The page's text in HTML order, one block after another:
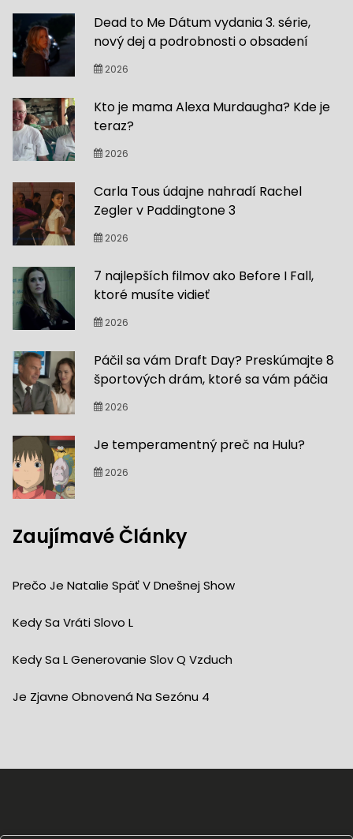
Dead to Me Dátum vydania 3. série,
nový dej a podrobnosti o obsadení
2026
Kto je mama Alexa Murdaugha? Kde je
teraz?
2026
Carla Tous údajne nahradí Rachel
Zegler v Paddingtone 3
2026
7 najlepších filmov ako Before I Fall,
ktoré musíte vidieť
2026
Páčil sa vám Draft Day? Preskúmajte 8
športových drám, ktoré sa vám páčia
2026
Je temperamentný preč na Hulu?
2026
Zaujímavé Články
Prečo Je Natalie Späť V Dnešnej Show
Kedy Sa Vráti Slovo L
Kedy Sa L Generovanie Slov Q Vzduch
Je Zjavne Obnovená Na Sezónu 4